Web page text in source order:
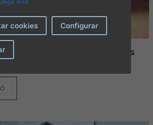
Veterinària en Espectacles
més
cookies Configurar